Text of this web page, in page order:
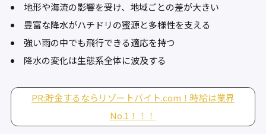
地形や海流の影響を受け、地域ごとの差が大きい
豊富な降水がハチドリの蜜源と多様性を支える
強い雨の中でも飛行できる適応を持つ
降水の変化は生態系全体に波及する
PR:貯金するならリゾートバイト.com！時給は業界
No.1！！！